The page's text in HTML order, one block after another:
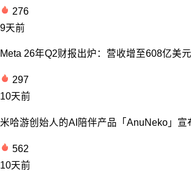
276
9天前
Meta 26年Q2财报出炉：营收增至608亿美
297
10天前
米哈游创始人的AI陪伴产品「AnuNeko」宣
562
10天前